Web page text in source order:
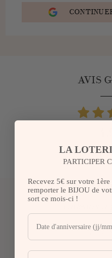
AVIS
PLUS
« Top pour
LA
PARTICIPER
Recevez 5€ sur votre
remporter le BIJOU de
sort ce mois-ci !